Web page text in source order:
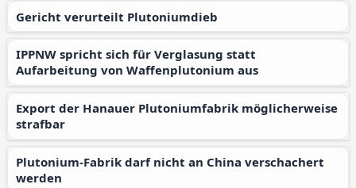
Gericht verurteilt Plutoniumdieb
IPPNW spricht sich für Verglasung statt
Aufarbeitung von Waffenplutonium aus
Export der Hanauer Plutoniumfabrik möglicherweise
strafbar
Plutonium-Fabrik darf nicht an China verschachert
werden